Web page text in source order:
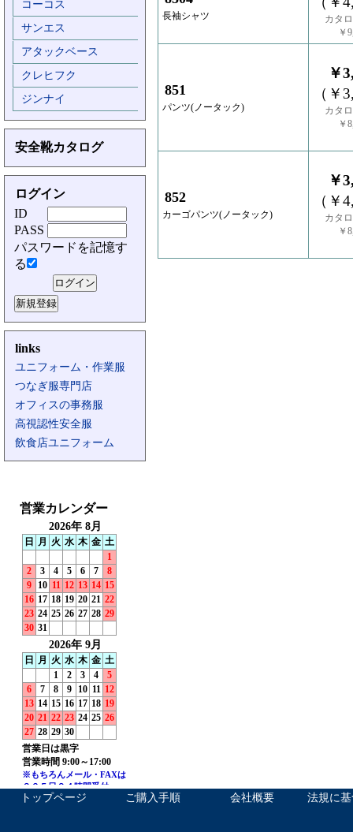
コーコス
サンエス
アタックベース
クレヒフク
ジンナイ
安全靴カタログ
ログイン
ID
PASS
パスワードを記憶す
る
links
ユニフォーム・作業服
つなぎ服専門店
オフィスの事務服
高視認性安全服
飲食店ユニフォーム
長袖シャツ
カタ
￥
851
パンツ(ノータック)
￥
（￥
カタ
￥
852
カーゴパンツ(ノータック)
￥
（￥
カタ
￥
トップページ ご購入手順 会社概要 法規に